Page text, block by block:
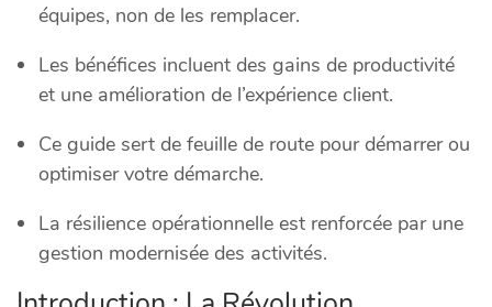
équipes, non de les remplacer.
Les bénéfices incluent des gains de productivité
et une amélioration de l’expérience client.
Ce guide sert de feuille de route pour démarrer ou
optimiser votre démarche.
La résilience opérationnelle est renforcée par une
gestion modernisée des activités.